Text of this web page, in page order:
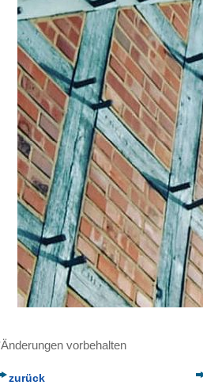
vorbehalten
zurück